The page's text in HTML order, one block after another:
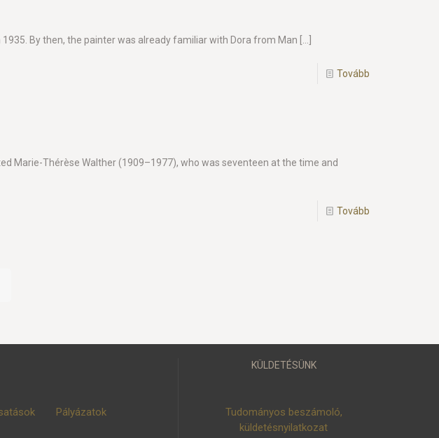
By then, the painter was already familiar with Dora from Man
Tovább
Marie-Thérèse Walther (1909–1977), who was seventeen at the time and
Tovább
Pályázatok
KÜLDETÉSÜNK
Tudományos beszámoló,
küldetésnyilatkozat